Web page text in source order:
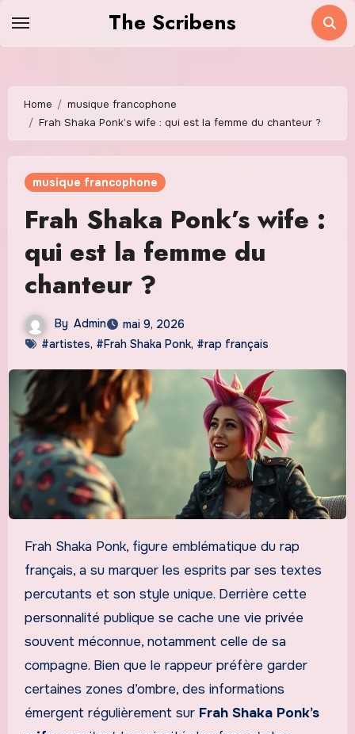
The Scribens
Home
musique francophone
Frah Shaka Ponk’s wife : qui est la femme du chanteur ?
musique francophone
Frah Shaka Ponk’s wife :
qui est la femme du
chanteur ?
By Admin
mai 9, 2026
#artistes, #Frah Shaka Ponk, #rap français
Frah Shaka Ponk, figure emblématique du rap
français, a su marquer les esprits par ses textes
percutants et son style unique. Derrière cette
personnalité publique se cache une vie privée
souvent méconnue, notamment celle de sa
compagne. Bien que le rappeur préfère garder
certaines zones d’ombre, des informations
émergent régulièrement sur Frah Shaka Ponk’s